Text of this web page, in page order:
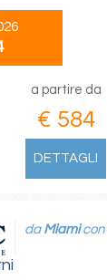
a partire da
€ 584
DETTAGLI
da Miamicon